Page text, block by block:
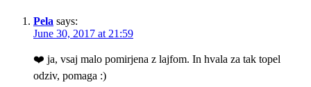
Pela says:
June 30, 2017 at 21:59
❤️ ja, vsaj malo pomirjena z lajfom. In hvala za tak topel
odziv, pomaga :)